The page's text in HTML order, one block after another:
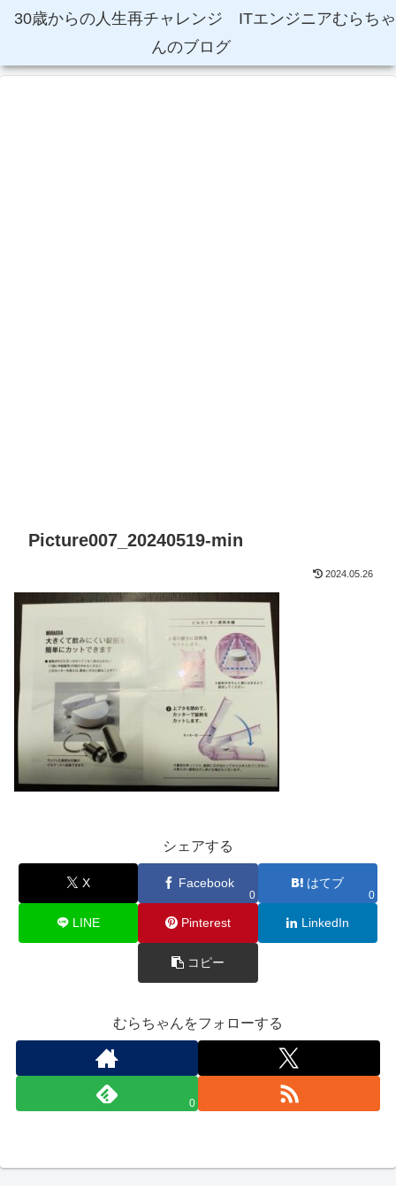
30歳からの人生再チャレンジ ITエンジニアむらちゃ
んのブログ
Picture007_20240519-min
2024.05.26
シェアする
X Facebook
0
はてブ
0
LINE Pinterest LinkedIn
コピー
むらちゃんをフォローする
0